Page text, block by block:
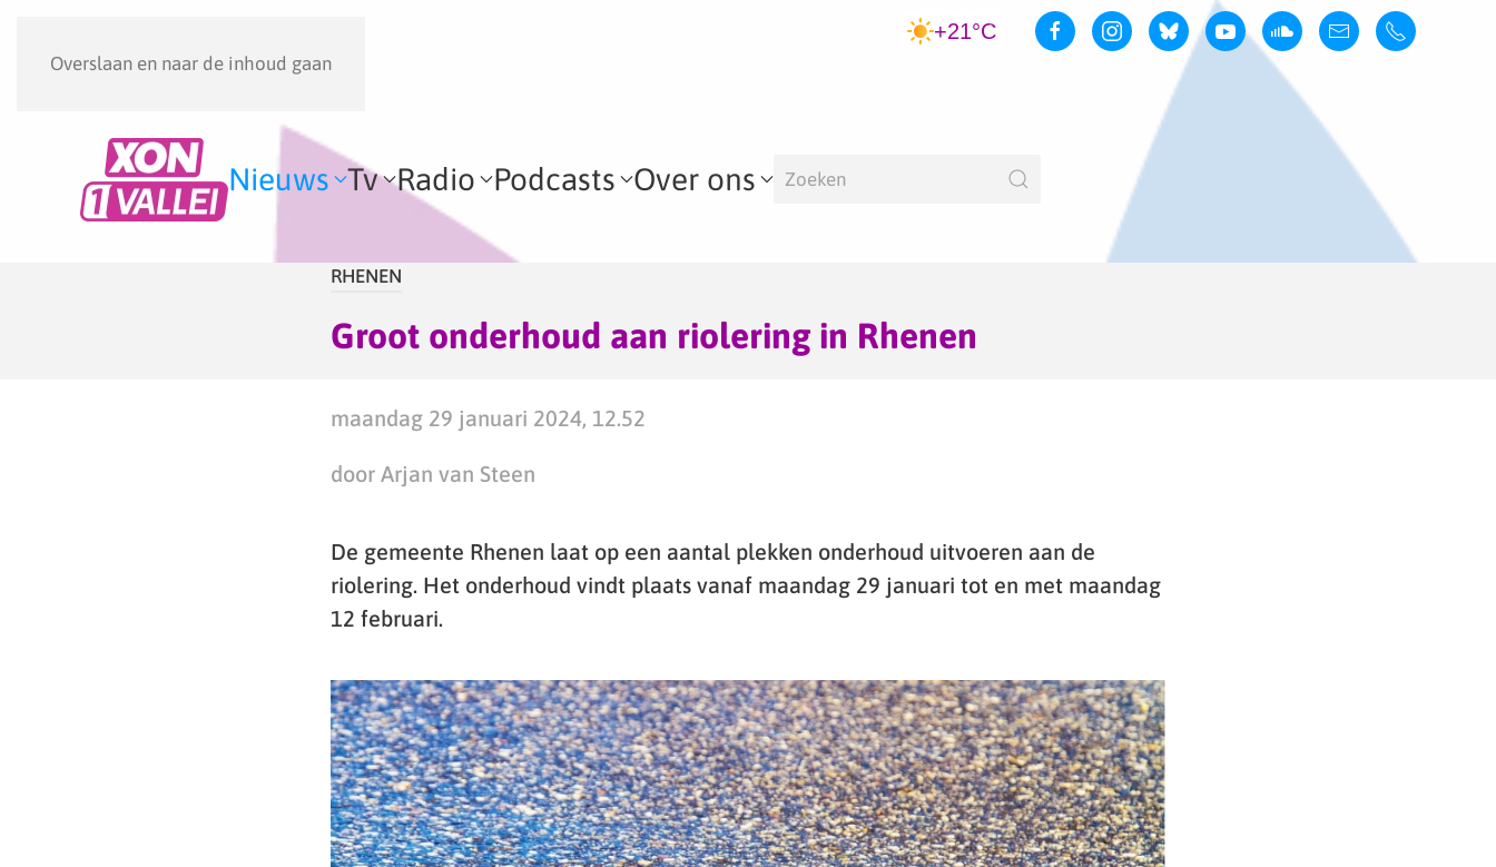
Overslaan en naar de inhoud gaan
+21°C
Nieuws Tv Radio Podcasts Over ons
RHENEN
Groot onderhoud aan riolering in Rhenen
maandag 29 januari 2024, 12.52
door Arjan van Steen
De gemeente Rhenen laat op een aantal plekken onderhoud uitvoeren aan de
riolering. Het onderhoud vindt plaats vanaf maandag 29 januari tot en met maandag
12 februari.